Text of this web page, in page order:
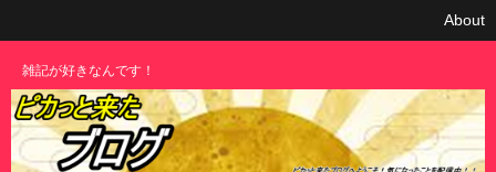
About
雑記が好きなんです！